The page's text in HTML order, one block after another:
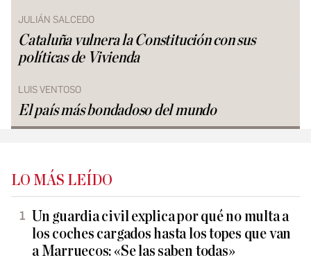
JULIÁN SALCEDO
Cataluña vulnera la Constitución con sus
políticas de Vivienda
LUIS VENTOSO
El país más bondadoso del mundo
LO MÁS LEÍDO
Un guardia civil explica por qué no multa a
los coches cargados hasta los topes que van
a Marruecos: «Se las saben todas»